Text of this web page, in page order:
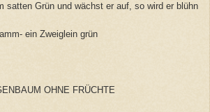
satten Grün und wächst er auf, so wird er blühn
ein Zweiglein grün
OHNE FRÜCHTE